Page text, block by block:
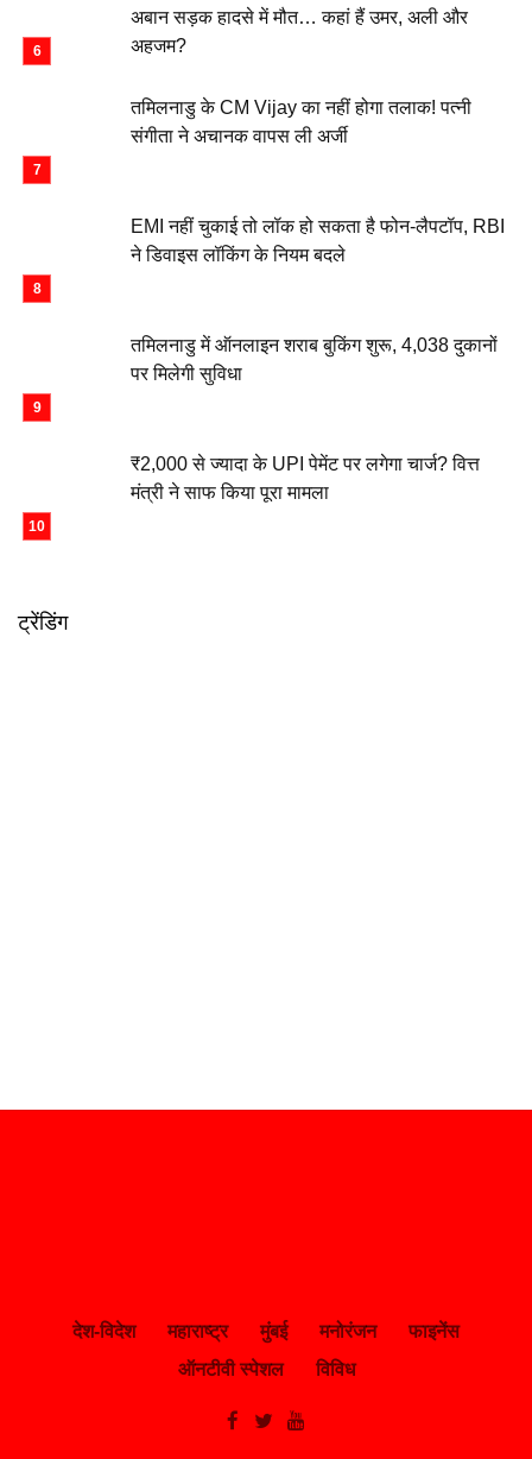
अबान सड़क हादसे में मौत… कहां हैं उमर, अली और
अहजम?
तमिलनाडु के CM Vijay का नहीं होगा तलाक! पत्नी
संगीता ने अचानक वापस ली अर्जी
EMI नहीं चुकाई तो लॉक हो सकता है फोन-लैपटॉप, RBI
ने डिवाइस लॉकिंग के नियम बदले
तमिलनाडु में ऑनलाइन शराब बुकिंग शुरू, 4,038 दुकानों
पर मिलेगी सुविधा
₹2,000 से ज्यादा के UPI पेमेंट पर लगेगा चार्ज? वित्त
मंत्री ने साफ किया पूरा मामला
ट्रेंडिंग
देश-विदेश महाराष्ट्र मुंबई मनोरंजन
फाइनेंस
ऑनटीवी स्पेशल
विविध